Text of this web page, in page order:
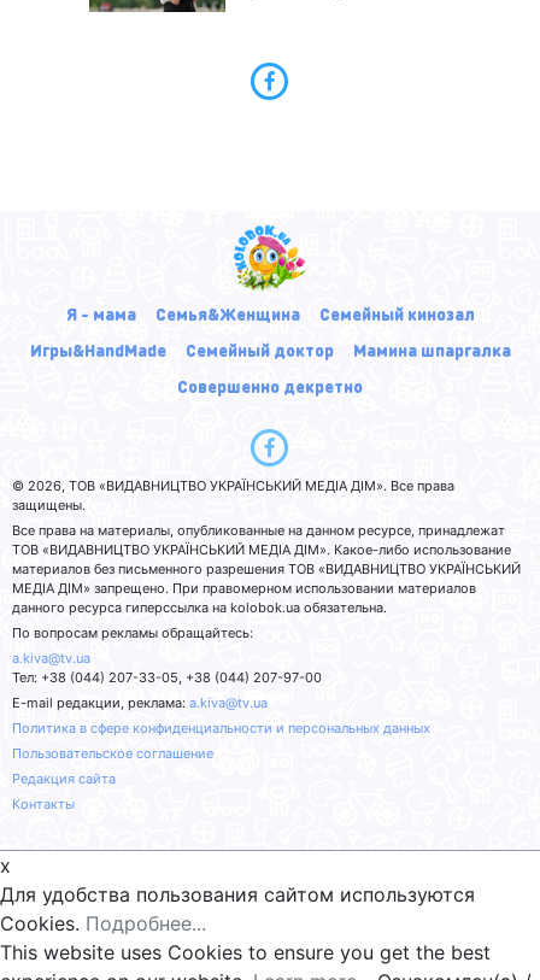
Я - мама Семья&Женщина
Семейный кинозал
Игры&HandMade
Семейный доктор
Мамина шпаргалка
Совершенно декретно
© 2026, ТОВ «ВИДАВНИЦТВО УКРАЇНСЬКИЙ МЕДІА ДІМ». Все права
защищены.
Все права на материалы, опубликованные на данном ресурсе, принадлежат
ТОВ «ВИДАВНИЦТВО УКРАЇНСЬКИЙ МЕДІА ДІМ». Какое-либо использование
материалов без письменного разрешения ТОВ «ВИДАВНИЦТВО УКРАЇНСЬКИЙ
МЕДІА ДІМ» запрещено. При правомерном использовании материалов
данного ресурса гиперссылка на kolobok.ua обязательна.
По вопросам рекламы обращайтесь:
a.kiva@tv.ua
Тел: +38 (044) 207-33-05, +38 (044) 207-97-00
E-mail редакции, реклама: a.kiva@tv.ua
Политика в сфере конфиденциальности и персональных данных
Пользовательское соглашение
Редакция сайта
Контакты
x
Для удобства пользования сайтом используются
Cookies. Подробнее...
This website uses Cookies to ensure you get the best